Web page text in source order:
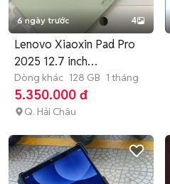
6 ngày trước 4
Lenovo Xiaoxin Pad Pro
2025 12.7 inch
NewOpenbox
Dòng khác 128 GB 1 tháng
5.350.000 đ
Q. Hải Châu